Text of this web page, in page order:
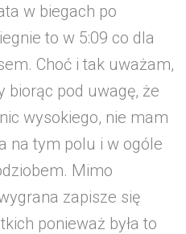
w biegach po
to w 5:09 co dla
Choć i tak uważam,
biorąc pod uwagę, że
wysokiego, nie mam
na tym polu i w ogóle
Mimo
zapisze się
ponieważ była to